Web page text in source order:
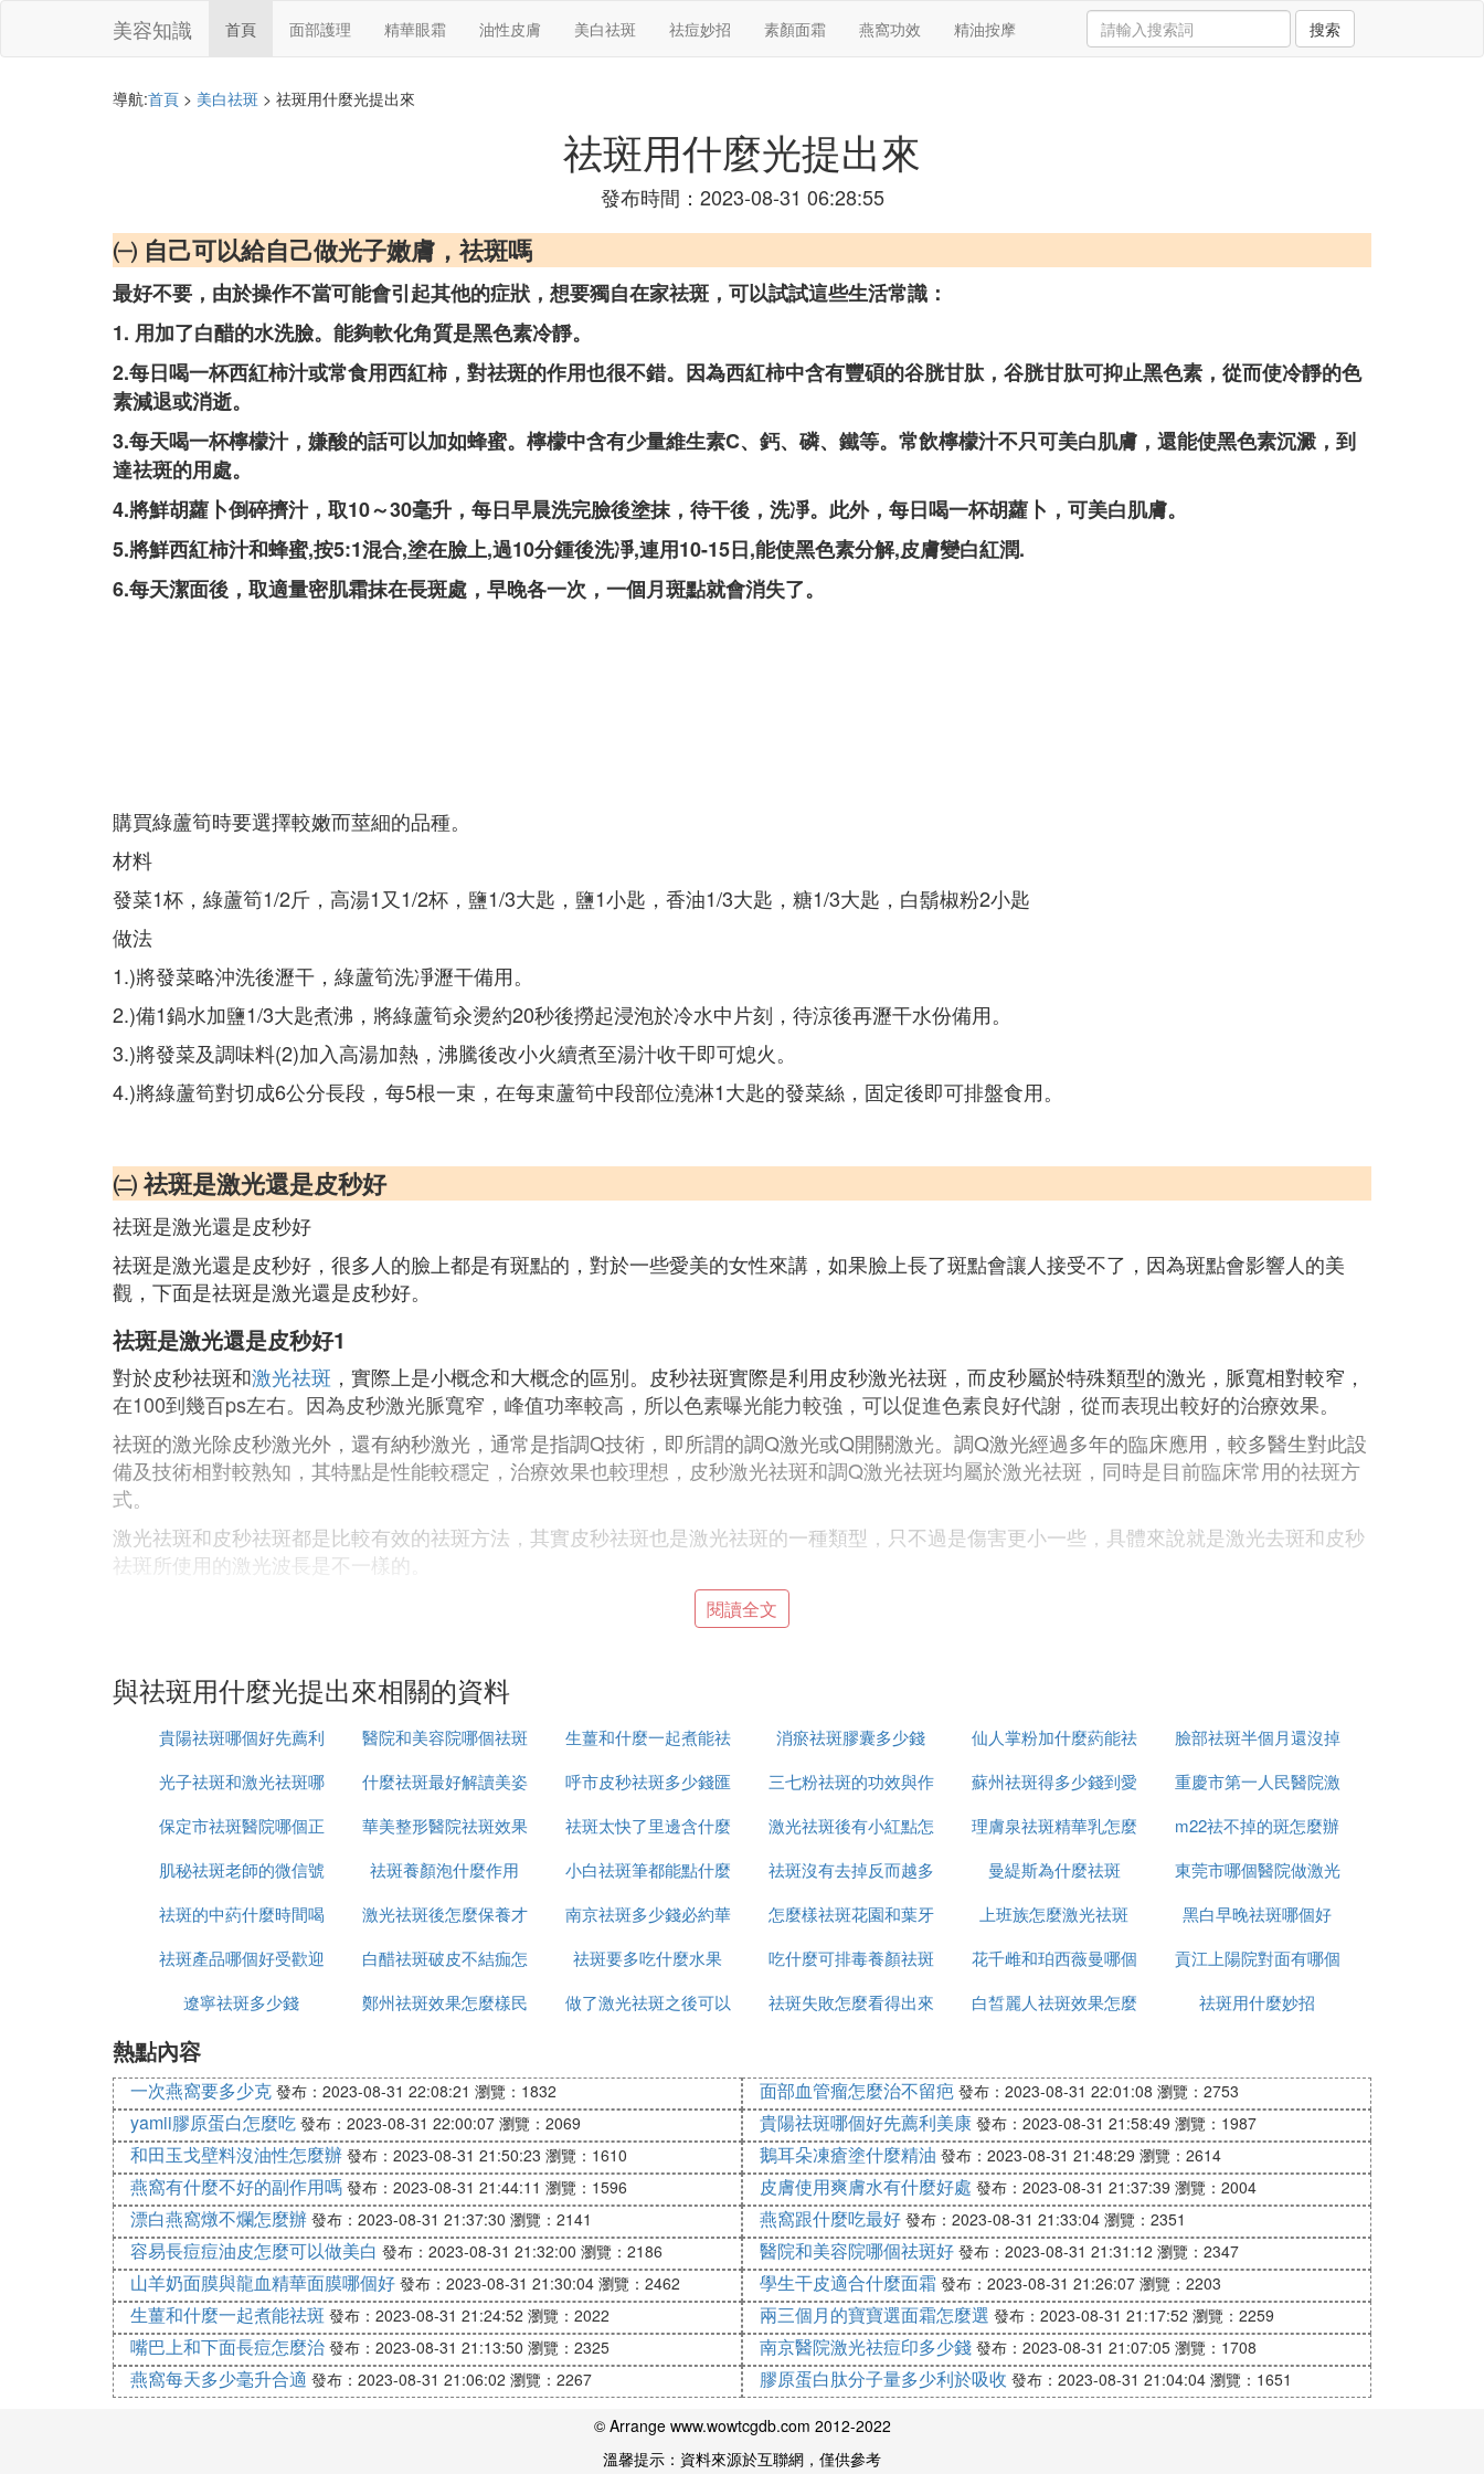
美容知識 首頁 面部護理 精華眼霜 油性皮膚 美白祛斑 祛痘妙招 素顏面霜 燕窩功效 精油按摩 搜索
導航:首頁 > 美白祛斑 > 祛斑用什麼光提出來
祛斑用什麼光提出來
發布時間：2023-08-31 06:28:55
㈠ 自己可以給自己做光子嫩膚，祛斑嗎
最好不要，由於操作不當可能會引起其他的症狀，想要獨自在家祛斑，可以試試這些生活常識：
1. 用加了白醋的水洗臉。能夠軟化角質是黑色素冷靜。
2.每日喝一杯西紅柿汁或常食用西紅柿，對祛斑的作用也很不錯。因為西紅柿中含有豐碩的谷胱甘肽，谷胱甘肽可抑止黑色素，從而使冷靜的色
素減退或消逝。
3.每天喝一杯檸檬汁，嫌酸的話可以加如蜂蜜。檸檬中含有少量維生素C、鈣、磷、鐵等。常飲檸檬汁不只可美白肌膚，還能使黑色素沉澱，到
達祛斑的用處。
4.將鮮胡蘿卜倒碎擠汁，取10～30毫升，每日早晨洗完臉後塗抹，待干後，洗凈。此外，每日喝一杯胡蘿卜，可美白肌膚。
5.將鮮西紅柿汁和蜂蜜,按5:1混合,塗在臉上,過10分鍾後洗凈,連用10-15日,能使黑色素分解,皮膚變白紅潤.
6.每天潔面後，取適量密肌霜抹在長斑處，早晚各一次，一個月斑點就會消失了。
ㅤ購買綠蘆筍時要選擇較嫩而莖細的品種。
材料
發菜1杯，綠蘆筍1/2斤，高湯1又1/2杯，鹽1/3大匙，鹽1小匙，香油1/3大匙，糖1/3大匙，白鬍椒粉2小匙
做法
1.)將發菜略沖洗後瀝干，綠蘆筍洗凈瀝干備用。
2.)備1鍋水加鹽1/3大匙煮沸，將綠蘆筍汆燙約20秒後撈起浸泡於冷水中片刻，待涼後再瀝干水份備用。
3.)將發菜及調味料(2)加入高湯加熱，沸騰後改小火續煮至湯汁收干即可熄火。
4.)將綠蘆筍對切成6公分長段，每5根一束，在每束蘆筍中段部位澆淋1大匙的發菜絲，固定後即可排盤食用。
㈡ 祛斑是激光還是皮秒好
祛斑是激光還是皮秒好
祛斑是激光還是皮秒好，很多人的臉上都是有斑點的，對於一些愛美的女性來講，如果臉上長了斑點會讓人接受不了，因為斑點會影響人的美
觀，下面是祛斑是激光還是皮秒好。
祛斑是激光還是皮秒好1
對於皮秒祛斑和激光祛斑 ，實際上是小概念和大概念的區別。皮秒祛斑實際是利用皮秒激光祛斑，而皮秒屬於特殊類型的激光，脈寬相對較窄，
在100到幾百ps左右。因為皮秒激光脈寬窄，峰值功率較高，所以色素曝光能力較強，可以促進色素良好代謝，從而表現出較好的治療效果。
祛斑的激光除皮秒激光外，還有納秒激光，通常是指調Q技術，即所謂的調Q激光或Q開關激光。調Q激光經過多年的臨床應用，較多醫生對此設
備及技術相對較熟知，其特點是性能較穩定，治療效果也較理想，皮秒激光祛斑和調Q激光祛斑均屬於激光祛斑，同時是目前臨床常用的祛斑方
式。
激光祛斑和皮秒祛斑都是比較有效的祛斑方法，其實皮秒祛斑也是激光祛斑的一種類型，只不過是傷害更小一些，具體來說就是激光去斑和皮秒
祛斑所使用的激光波長是不一樣的。
那激光祛斑對皮膚的熱損傷是比較大的，它是通過對皮膚深層的黑色素進行表觀爆破來達到祛斑的效果，而普通的激光祛斑是先讓皮膚的色素吸
收光能，然後通過熱量逐漸分解黑色素。所以說皮秒祛斑在安全性上要高一些。
收光，深入真皮層使黑色素溫度升高，破壞黑色素，以達到祛斑效果。
皮秒祛斑就是說的皮秒激光祛斑，性質是一樣的，只是採用的儀器不同，相對於激光祛斑，皮秒激光祛斑效果較好。它可以瞄準臉上的斑點，把
祛斑是激光還是皮秒好2
過程中更加的方便，不擔心會出現副作用現象。
1、清理力度不同，決定祛斑的殘留效果
皮秒激光有著7倍的色素破碎力，把色斑打得更碎，將色素吸收率大大提升，也就意味著，清除更徹底，更無殘留，還不反彈！
2、安全程度不同
了治療，因此安全程度更高。
3、嫩膚效果不同，治療後皮膚狀態更驚艷
傳統祛斑的激光儀器對膠原蛋白的刺激非常微弱，而皮秒由於能量更大，對皮下膠原蛋白的熱刺激更為明顯，能達到普通激光設備的20倍以上。
祛斑做超皮秒或者是激光治療都是比較好的，超皮秒也屬於激光治療的一種，只是相對於傳統激光來說速度會比較快，針對性更強，對皮膚組織
創傷小，術後副作用也比較小，治療效果更為顯著。
不管是進行超皮秒治療還是普通激光治療，都需要找專業的醫院進行，這些醫院有比較先進的技術設備，醫生技術水平也比較好，會根據個人情
況操作，能夠避免操作不當出現後遺症。
祛斑是激光還是皮秒好3
超皮秒激光祛斑的效果與危害：
1、效果：超皮秒激光是目前比較新的激光儀器，對於斑點治療效果比較較好，對色斑分型並沒有明顯要求，幾乎任何形態的斑點都可以用超皮
秒激光進行治療，從而使色素得到祛除，不會出現明顯反彈的跡象，只要選擇正規醫療機構進行超皮秒激光的治療，就可以安全有效的祛除斑
閱讀全文
與祛斑用什麼光提出來相關的資料
貴陽祛斑哪個好先薦利
美康
醫院和美容院哪個祛斑
好
生薑和什麼一起煮能祛
斑
消瘀祛斑膠囊多少錢
仙人掌粉加什麼葯能祛
斑
臉部祛斑半個月還沒掉
痂怎麼辦
光子祛斑和激光祛斑哪
個更安全
什麼祛斑最好解讀美姿
爾
呼市皮秒祛斑多少錢匯
仁京美
三七粉祛斑的功效與作
用是什麼
蘇州祛斑得多少錢到愛
思特簡介
重慶市第一人民醫院激
光祛斑怎麼樣
保定市祛斑醫院哪個正
規
華美整形醫院祛斑效果
怎麼樣
祛斑太快了里邊含什麼
成分
激光祛斑後有小紅點怎
麼回事
理膚泉祛斑精華乳怎麼
用
m22祛不掉的斑怎麼辦
肌秘祛斑老師的微信號
是多少
祛斑養顏泡什麼作用 小白祛斑筆都能點什麼
祛斑沒有去掉反而越多
怎麼辦
曼緹斯為什麼祛斑
東莞市哪個醫院做激光
祛斑好
祛斑的中葯什麼時間喝
最好
激光祛斑後怎麼保養才
恢復的好
南京祛斑多少錢必約華
美n高效
怎麼樣祛斑花園和葉牙 上班族怎麼激光祛斑
黑白早晚祛斑哪個好
祛斑產品哪個好受歡迎
美姿爾
白醋祛斑破皮不結痂怎
麼辦
祛斑要多吃什麼水果 吃什麼可排毒養顏祛斑
花千雌和珀西薇曼哪個
祛斑好用
貢江上陽院對面有哪個
店可以祛斑
遼寧祛斑多少錢
鄭州祛斑效果怎麼樣民
做了激光祛斑之後可以
祛斑失敗怎麼看得出來
白皙麗人祛斑效果怎麼
祛斑用什麼妙招
熱點內容
一次燕窩要多少克 發布：2023-08-31 22:08:21 瀏覽：1832 面部血管瘤怎麼治不留疤 發布：2023-08-31 22:01:08 瀏覽：2753
yamii膠原蛋白怎麼吃 發布：2023-08-31 22:00:07 瀏覽：2069 貴陽祛斑哪個好先薦利美康 發布：2023-08-31 21:58:49 瀏覽：1987
和田玉戈壁料沒油性怎麼辦 發布：2023-08-31 21:50:23 瀏覽：1610 鵝耳朵凍瘡塗什麼精油 發布：2023-08-31 21:48:29 瀏覽：2614
燕窩有什麼不好的副作用嗎 發布：2023-08-31 21:44:11 瀏覽：1596 皮膚使用爽膚水有什麼好處 發布：2023-08-31 21:37:39 瀏覽：2004
漂白燕窩燉不爛怎麼辦 發布：2023-08-31 21:37:30 瀏覽：2141 燕窩跟什麼吃最好 發布：2023-08-31 21:33:04 瀏覽：2351
容易長痘痘油皮怎麼可以做美白 發布：2023-08-31 21:32:00 瀏覽：2186 醫院和美容院哪個祛斑好 發布：2023-08-31 21:31:12 瀏覽：2347
山羊奶面膜與龍血精華面膜哪個好 發布：2023-08-31 21:30:04 瀏覽：2462 學生干皮適合什麼面霜 發布：2023-08-31 21:26:07 瀏覽：2203
生薑和什麼一起煮能祛斑 發布：2023-08-31 21:24:52 瀏覽：2022 兩三個月的寶寶選面霜怎麼選 發布：2023-08-31 21:17:52 瀏覽：2259
嘴巴上和下面長痘怎麼治 發布：2023-08-31 21:13:50 瀏覽：2325 南京醫院激光祛痘印多少錢 發布：2023-08-31 21:07:05 瀏覽：1708
燕窩每天多少毫升合適 發布：2023-08-31 21:06:02 瀏覽：2267 膠原蛋白肽分子量多少利於吸收 發布：2023-08-31 21:04:04 瀏覽：1651
© Arrange www.wowtcgdb.com 2012-2022
溫馨提示：資料來源於互聯網，僅供參考